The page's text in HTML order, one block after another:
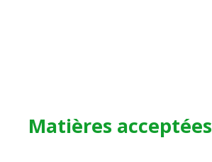
Matières acceptées